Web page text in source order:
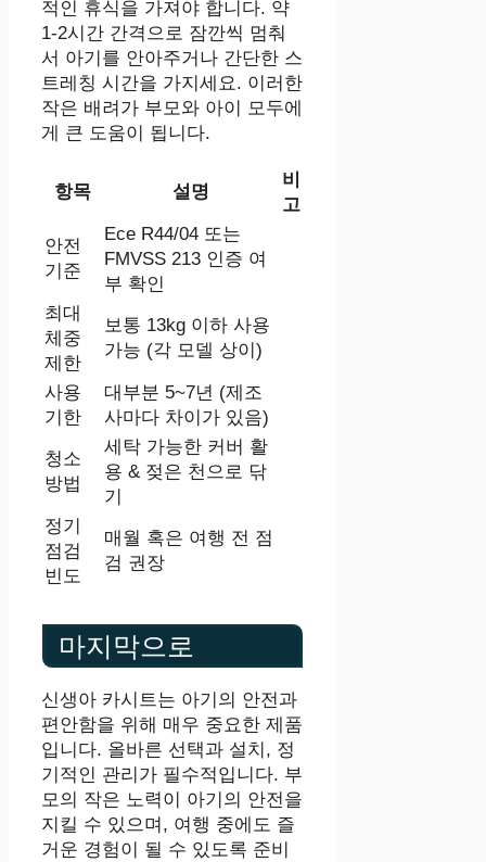
적인 휴식을 가져야 합니다. 약
1-2시간 간격으로 잠깐씩 멈춰
서 아기를 안아주거나 간단한 스
트레칭 시간을 가지세요. 이러한
작은 배려가 부모와 아이 모두에
게 큰 도움이 됩니다.
항목 설명
비
고
안전
기준
Ece R44/04 또는
FMVSS 213 인증 여
부 확인
최대
체중
제한
보통 13kg 이하 사용
가능 (각 모델 상이)
사용
기한
대부분 5~7년 (제조
사마다 차이가 있음)
청소
방법
세탁 가능한 커버 활
용 & 젖은 천으로 닦
기
정기
점검
빈도
매월 혹은 여행 전 점
검 권장
마지막으로
신생아 카시트는 아기의 안전과
편안함을 위해 매우 중요한 제품
입니다. 올바른 선택과 설치, 정
기적인 관리가 필수적입니다. 부
모의 작은 노력이 아기의 안전을
지킬 수 있으며, 여행 중에도 즐
거운 경험이 될 수 있도록 준비